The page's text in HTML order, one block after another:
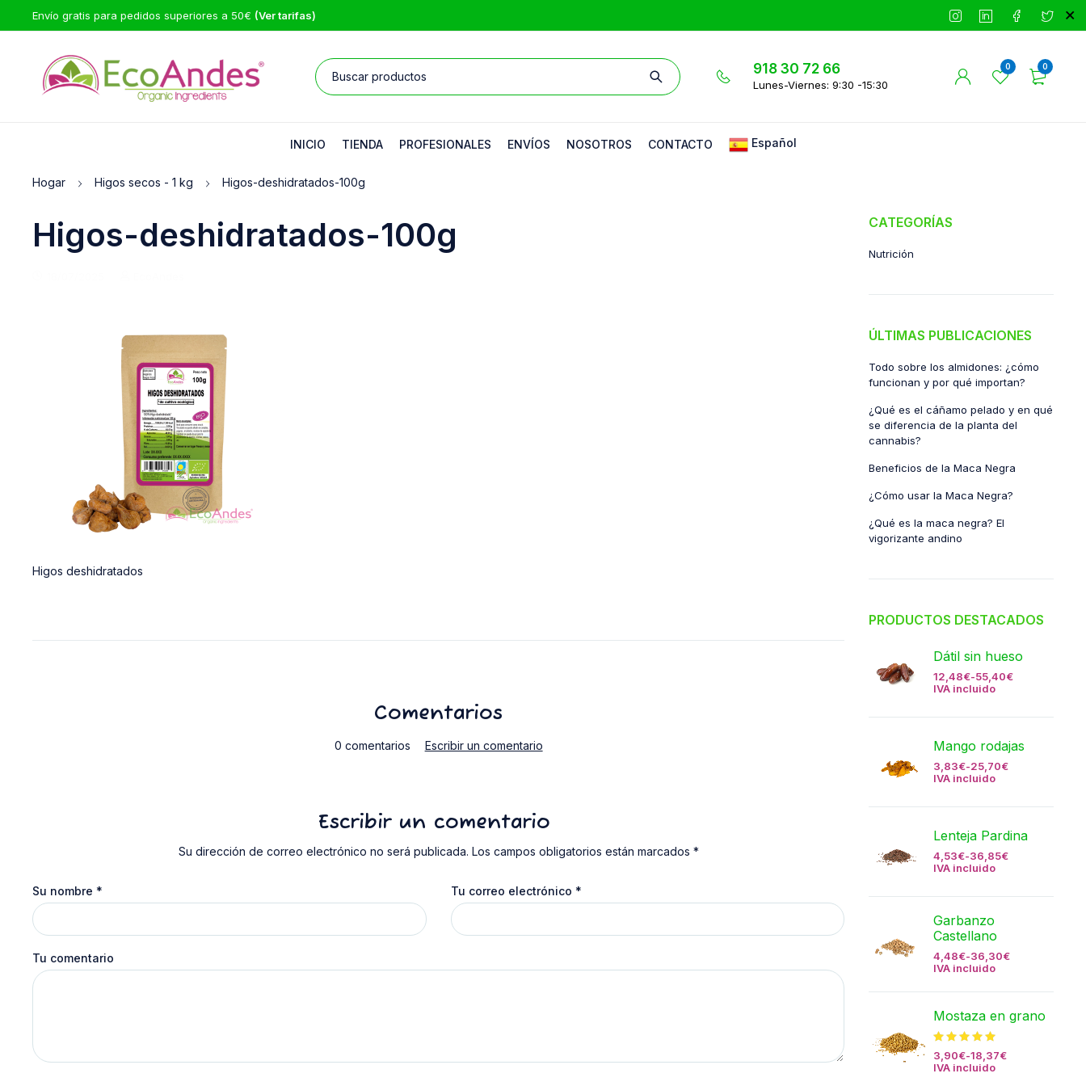
Envío gratis para pedidos superiores a 50€ (Ver tarifas)
918 30 72 66
Lunes-Viernes: 9:30 -15:30
0 0
INICIO TIENDA PROFESIONALES ENVÍOS NOSOTROS CONTACTO Español
Hogar Higos secos - 1 kg Higos-deshidratados-100g
Higos-deshidratados-100g
Higos deshidratados
Comentarios
0 comentarios Escribir un comentario
Escribir un comentario
Su dirección de correo electrónico no será publicada. Los campos obligatorios están marcados *
Su nombre * Tu correo electrónico *
Tu comentario
CATEGORÍAS
Nutrición
ÚLTIMAS PUBLICACIONES
Todo sobre los almidones: ¿cómo
funcionan y por qué importan?
¿Qué es el cáñamo pelado y en qué
se diferencia de la planta del
cannabis?
Beneficios de la Maca Negra
¿Cómo usar la Maca Negra?
¿Qué es la maca negra? El
vigorizante andino
PRODUCTOS DESTACADOS
Dátil sin hueso
12,48€-55,40€
IVA incluido
Mango rodajas
3,83€-25,70€
IVA incluido
Lenteja Pardina
4,53€-36,85€
IVA incluido
Garbanzo
Castellano
4,48€-36,30€
IVA incluido
Mostaza en grano
3,90€-18,37€
IVA incluido